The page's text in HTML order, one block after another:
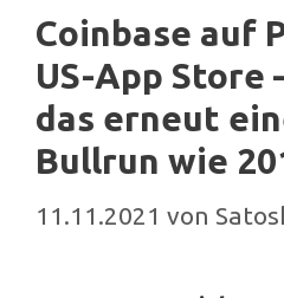
Coinbase auf
US-App Store
das erneut
Bullrun wie
11.11.2021 von